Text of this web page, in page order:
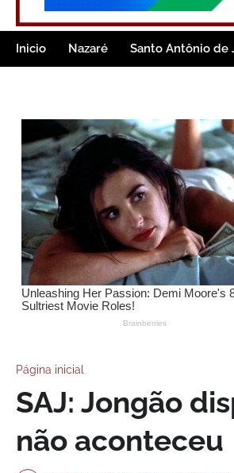
Inicio Nazaré Santo Antônio de
Página inicial
SAJ: Jongão
não aconteceu